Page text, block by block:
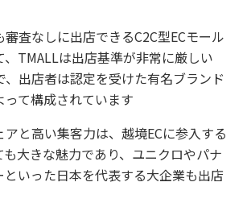
査なしに出店できるC2C型ECモール
TMALLは出店基準が非常に厳しい
、出店者は認定を受けた有名ブランド
て構成されています
と高い集客力は、越境ECに参入する
も大きな魅力であり、ユニクロやパナ
といった日本を代表する大企業も出店